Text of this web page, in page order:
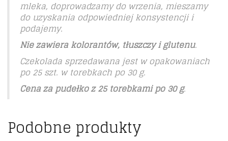
mleka, doprowadzamy do wrzenia, mieszamy
do uzyskania odpowiedniej konsystencji i
podajemy.
Nie zawiera kolorantów, tłuszczy i glutenu.
Czekolada sprzedawana jest w opakowaniach
po 25 szt. w torebkach po 30 g.
Cena za pudełko z 25 torebkami po 30 g.
Podobne produkty